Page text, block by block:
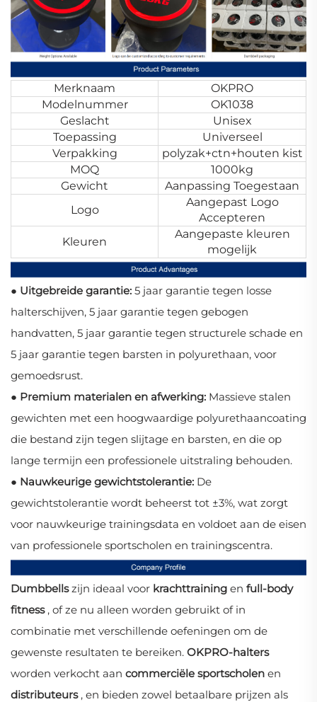
Merknaam
OKPRO
Modelnummer
OK1038
Geslacht
Unisex
Toepassing
Universeel
Verpakking
polyzak+ctn+houten kist
MOQ
1000kg
Gewicht
Aanpassing Toegestaan
Logo
Aangepast Logo
Accepteren
Kleuren
Aangepaste kleuren
mogelijk
● Uitgebreide garantie: 5 jaar garantie tegen losse
halterschijven, 5 jaar garantie tegen gebogen
handvatten, 5 jaar garantie tegen structurele schade en
5 jaar garantie tegen barsten in polyurethaan, voor
gemoedsrust.
● Premium materialen en afwerking: Massieve stalen
gewichten met een hoogwaardige polyurethaancoating
die bestand zijn tegen slijtage en barsten, en die op
lange termijn een professionele uitstraling behouden.
● Nauwkeurige gewichtstolerantie: De
gewichtstolerantie wordt beheerst tot ±3%, wat zorgt
voor nauwkeurige trainingsdata en voldoet aan de eisen
van professionele sportscholen en trainingscentra.
Dumbbellszijn ideaal voor krachttraining en full-body
fitness , of ze nu alleen worden gebruikt of in
combinatie met verschillende oefeningen om de
gewenste resultaten te bereiken. OKPRO-halters
worden verkocht aan commerciële sportscholen en
distributeurs , en bieden zowel betaalbare prijzen als